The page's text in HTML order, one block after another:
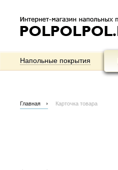
Напольные покрытия
Главная Карточка товара